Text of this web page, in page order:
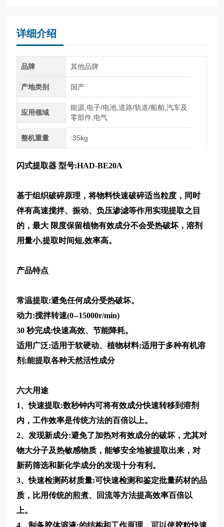
详细介绍
品牌 其他品牌
产地类别 国产
应用领域
能源,电子/电池,道路/轨道/船舶,汽车及
零部件,电气
整机重量 :35kg
闪式提取器 型号:HAD-BE20A
基于组织破碎原理，将物料快速破碎适当粒度，同时
伴有高速搅拌、振动、负压渗滤等作用实现提取之目
的，最大 限度保留植物有效成分不会受热破坏，溶剂
用量小,提取时间短,效率高。
产品特点
常温提取:避免任何成分受热破坏。
动力:搅拌转速(0--15000r/min)
30 秒完成:快速高效、节能降耗。
适用广泛:适用于软硬动、植物材料;适用于多种有机溶
剂;能提取各种天然活性成分
六大用途
1、快速提取:数秒钟内可将有效成分快速转移到溶剂
内，工作效率是传统方法的百倍以上。
2、发现新成分:避免了加热对有效成分的破坏，尤其对
物大分子及热敏感物质，能够安全地被提取出来，对
新药筛选和新化学成分的发现十分有利。
3、快速检测药材质量:可快速检测和鉴定批量药材的品
质，比用传统的煎煮、回流等方法提高效率百倍以
上。
4、制备胶体溶液:的结构和工作原理，可以使胶粒快速